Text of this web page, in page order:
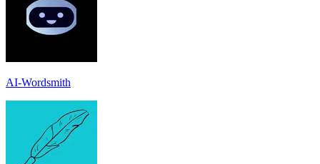
AI-Wordsmith